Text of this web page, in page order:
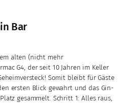
Bar
alten (nicht mehr
G4, der seit 10 Jahren im Keller
Somit bleibt für Gäste
ersten Blick gewahrt und das Gin-
gesammelt. Schritt 1: Alles raus,